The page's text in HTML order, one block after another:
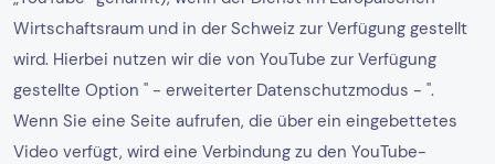
Wirtschaftsraum und in der Schweiz zur Verfügung gestellt
wird. Hierbei nutzen wir die von YouTube zur Verfügung
gestellte Option " - erweiterter Datenschutzmodus - ".
Wenn Sie eine Seite aufrufen, die über ein eingebettetes
Video verfügt, wird eine Verbindung zu den YouTube-